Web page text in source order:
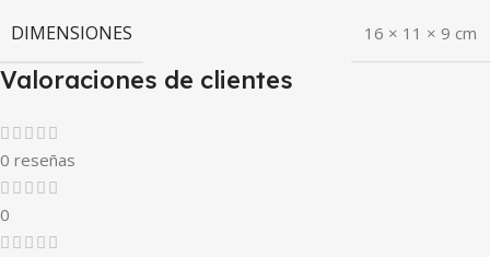
DIMENSIONES 16 × 11 × 9 cm
Valoraciones de clientes
0 reseñas
0